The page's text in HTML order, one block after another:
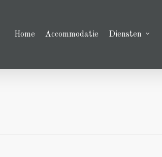
Home Accommodatie Diensten